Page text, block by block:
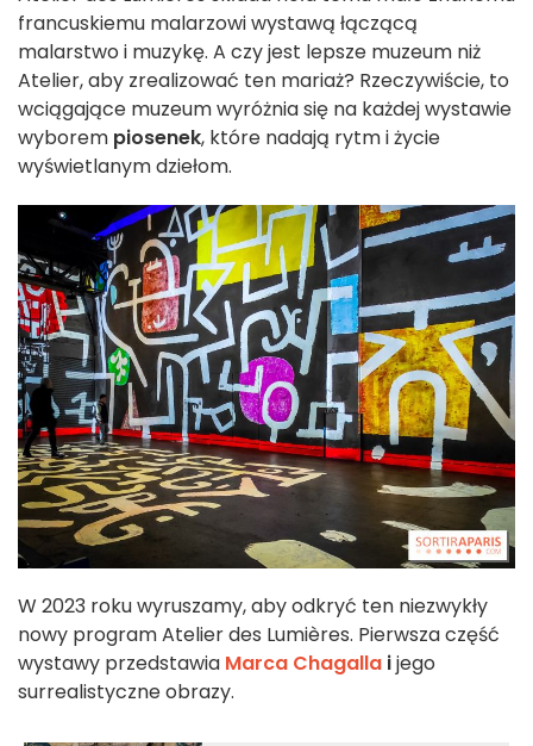
francuskiemu malarzowi wystawą łączącą
malarstwo i muzykę. A czy jest lepsze muzeum niż
Atelier, aby zrealizować ten mariaż? Rzeczywiście, to
wciągające muzeum wyróżnia się na każdej wystawie
wyborem piosenek, które nadają rytm i życie
wyświetlanym dziełom.
W 2023 roku wyruszamy, aby odkryć ten niezwykły
nowy program Atelier des Lumières. Pierwsza część
wystawy przedstawia Marca Chagalla ijego
surrealistyczne obrazy.